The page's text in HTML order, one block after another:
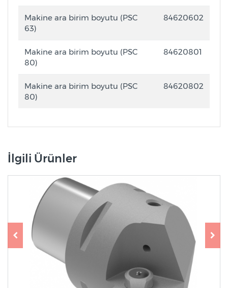
Makine ara birim boyutu (PSC
63)
84620602
Makine ara birim boyutu (PSC
80)
84620801
Makine ara birim boyutu (PSC
80)
84620802
İlgili Ürünler